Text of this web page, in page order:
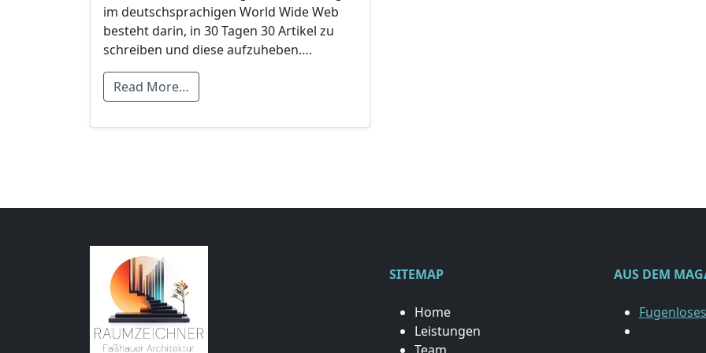
im deutschsprachigen World Wide Web
besteht darin, in 30 Tagen 30 Artikel zu
schreiben und diese aufzuheben….
Read More…
SITEMAP
Home
Leistungen
AUS DEM